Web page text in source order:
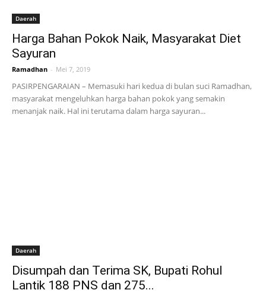
Daerah
Harga Bahan Pokok Naik, Masyarakat Diet
Sayuran
Ramadhan - Mei 7, 2019
PASIRPENGARAIAN – Memasuki hari kedua di bulan suci Ramadhan,
masyarakat mengeluhkan harga bahan pokok yang semakin
menanjak naik. Hal ini terutama dalam harga sayuran...
Daerah
Disumpah dan Terima SK, Bupati Rohul
Lantik 188 PNS dan 275...